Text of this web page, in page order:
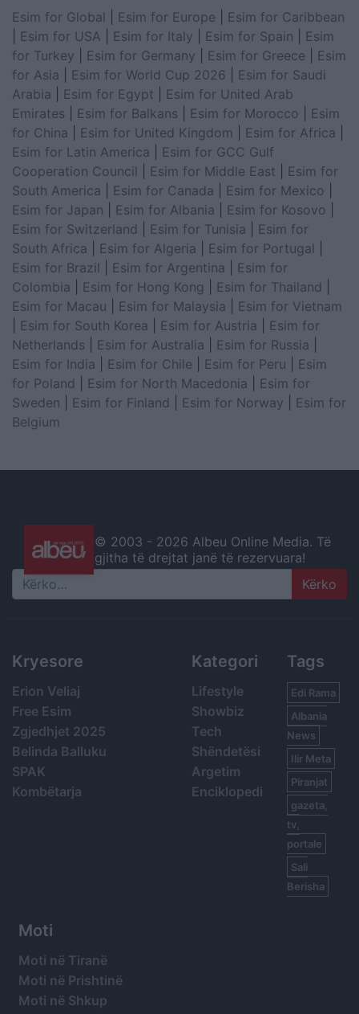
Esim for Global Esim for Europe
Esim for Caribbean
Esim for USA Esim for Italy Esim for Spain
Esim
for Turkey
Esim for Germany Esim for Greece
Esim
for Asia
Esim for World Cup 2026
Esim for Saudi
Arabia
Esim for Egypt
Esim for United Arab
Emirates
Esim for Balkans Esim for Morocco
Esim
for China
Esim for United Kingdom Esim for Africa
Esim for Latin America
Esim for GCC Gulf
Cooperation Council
Esim for Middle East
Esim for
South America
Esim for Canada Esim for Mexico
Esim for Japan
Esim for Albania Esim for Kosovo
Esim for Switzerland
Esim for Tunisia
Esim for
South Africa
Esim for Algeria Esim for Portugal
Esim for Brazil
Esim for Argentina
Esim for
Colombia
Esim for Hong Kong Esim for Thailand
Esim for Macau
Esim for Malaysia
Esim for Vietnam
Esim for South Korea Esim for Austria
Esim for
Netherlands
Esim for Australia Esim for Russia
Esim for India
Esim for Chile Esim for Peru
Esim
for Poland
Esim for North Macedonia
Esim for
Sweden
Esim for Finland Esim for Norway
Esim for
Belgium
© 2003 - 2026 Albeu Online Media. Të
gjitha të drejtat janë të rezervuara!
Search
Kryesore
Erion Veliaj
Free Esim
Zgjedhjet 2025
Belinda Balluku
SPAK
Kombëtarja
Kategori
Lifestyle
Showbiz
Tech
Shëndetësi
Argetim
Enciklopedi
Tags
Edi Rama
Albania
News
Ilir Meta
Piranjat
gazeta,
tv,
portale
Sali
Berisha
Moti
Moti në Tiranë
Moti në Prishtinë
Moti në Shkup